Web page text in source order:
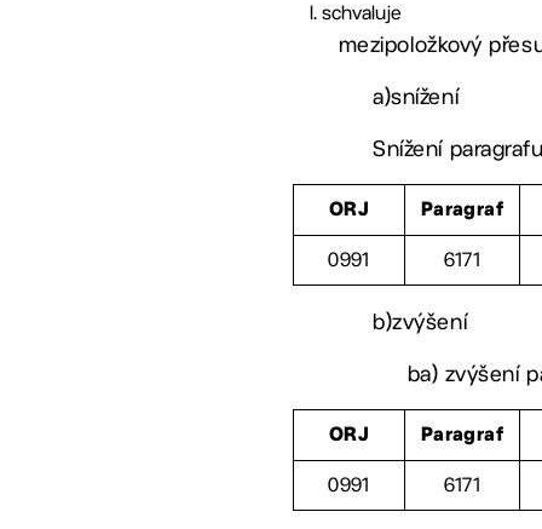
schvaluje
mezipoložkový
a)snížení
Snížení
ORJ Paragraf
0991 6171
b)zvýšení
ba) zvýšení
ORJ Paragraf
0991 6171